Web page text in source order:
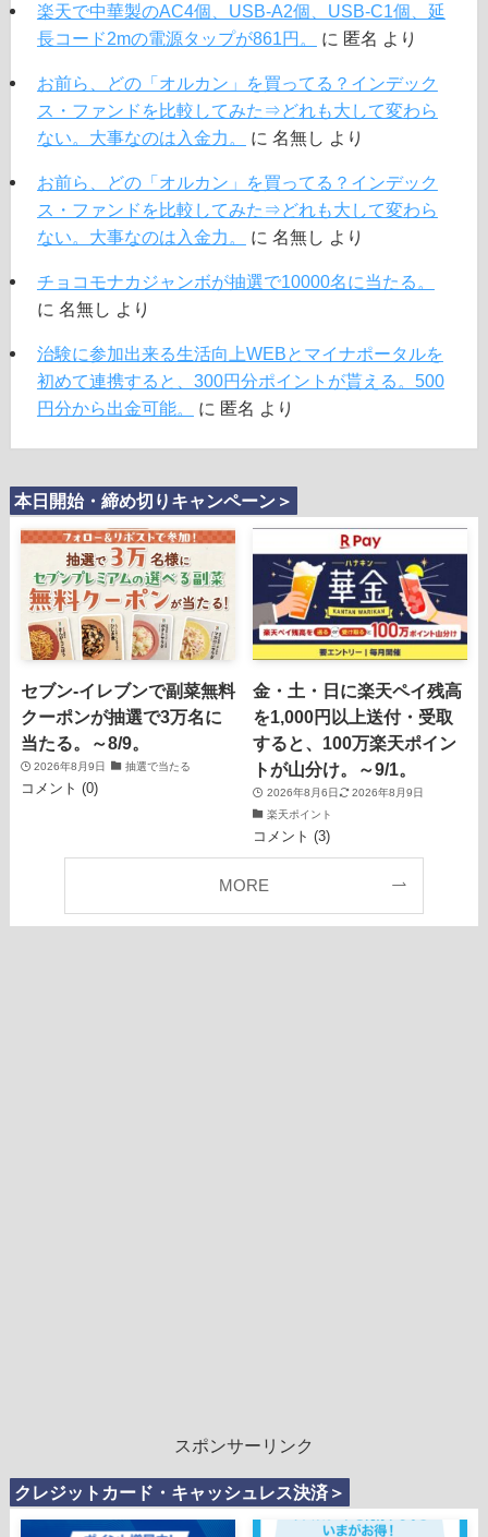
楽天で中華製のAC4個、USB-A2個、USB-C1個、延
長コード2mの電源タップが861円。
に 匿名 より
お前ら、どの「オルカン」を買ってる？インデック
ス・ファンドを比較してみた⇒どれも大して変わら
ない。大事なのは入金力。
に 名無し より
お前ら、どの「オルカン」を買ってる？インデック
ス・ファンドを比較してみた⇒どれも大して変わら
ない。大事なのは入金力。
に 名無し より
チョコモナカジャンボが抽選で10000名に当たる。
に 名無し より
治験に参加出来る生活向上WEBとマイナポータルを
初めて連携すると、300円分ポイントが貰える。500
円分から出金可能。
に 匿名 より
本日開始・締め切りキャンペーン＞
セブン‐イレブンで副菜無料
クーポンが抽選で3万名に
当たる。～8/9。
2026年8月9日 抽選で当たる
コメント (0)
金・土・日に楽天ペイ残高
を1,000円以上送付・受取
すると、100万楽天ポイン
トが山分け。～9/1。
2026年8月6日
2026年8月9日
楽天ポイント
コメント (3)
MORE
スポンサーリンク
クレジットカード・キャッシュレス決済＞